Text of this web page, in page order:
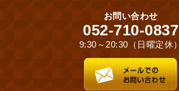
お問い合わせ
052-710-0837
9:30～20:30（日曜定休）